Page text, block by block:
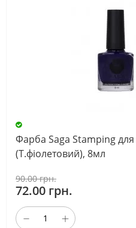
Фарба Saga Stamping
(Т.фіолетовий), 8мл
90.00 грн.
72.00 грн.